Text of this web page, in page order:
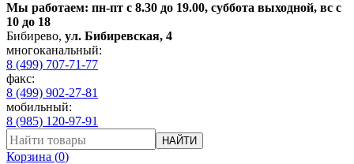
Мы работаем: пн-пт с 8.30 до 19.00, суббота выходной, вс с
10 до 18
Бибирево, ул. Бибиревская, 4
многоканальный:
8 (499) 707-71-77
факс:
8 (499) 902-27-81
мобильный:
8 (985) 120-97-91
НАЙТИ
Корзина (0)